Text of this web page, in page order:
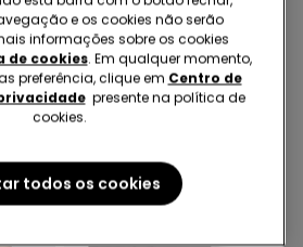
9,99 € 6,00 €-40%
e os cookies não serão
informações sobre os cookies
de cookies. Em qualquer momento,
preferência, clique em Centro de
presente na política de
cookies.
todos os cookies